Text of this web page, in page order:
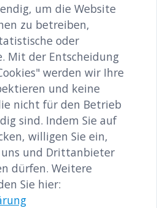
um die Website
zu betreiben,
oder
Mit der Entscheidung
werden wir Ihre
und keine
nicht für den Betrieb
sind. Indem Sie auf
willigen Sie ein,
uns und Drittanbieter
dürfen. Weitere
Sie hier: